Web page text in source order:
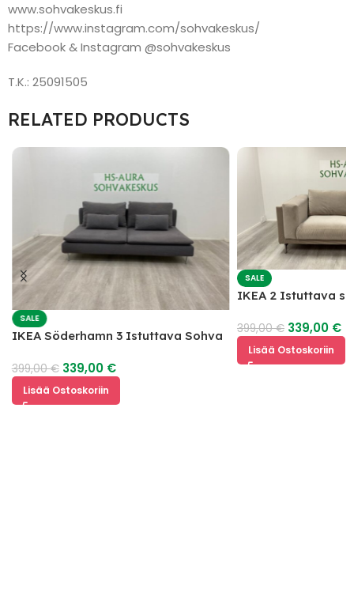
www.sohvakeskus.fi
https://www.instagram.com/sohvakeskus/
Facebook & Instagram @sohvakeskus
T.K.: 25091505
RELATED PRODUCTS
SALE
IKEA Söderhamn 3 Istuttava Sohva
399,00€ 339,00 €
Lisää Ostoskoriin
SALE
IKEA 2 Istuttava
399,00€ 339,00 €
Lisää Ostoskoriin